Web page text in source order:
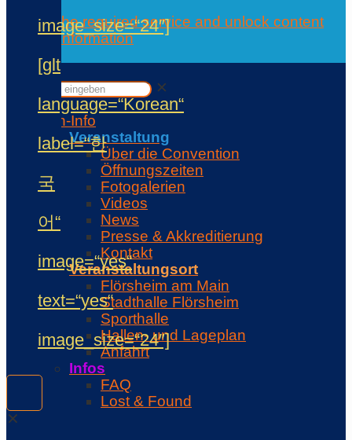
image_size=“24″]
[glt
language=“Korean“
label=“한
국
어“
image=“yes“
text=“yes“
image_size=“24″]
✕
Accept the required service and unlock content
Further information
Contact
✕
Con-Info
Veranstaltung
Über die Convention
Öffnungszeiten
Fotogalerien
Videos
News
Presse & Akkreditierung
Kontakt
Veranstaltungsort
Flörsheim am Main
Stadthalle Flörsheim
Sporthalle
Hallen- und Lageplan
Anfahrt
Infos
FAQ
Lost & Found